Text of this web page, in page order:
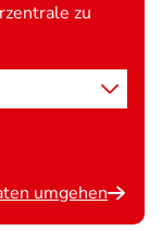
zu
umgehen